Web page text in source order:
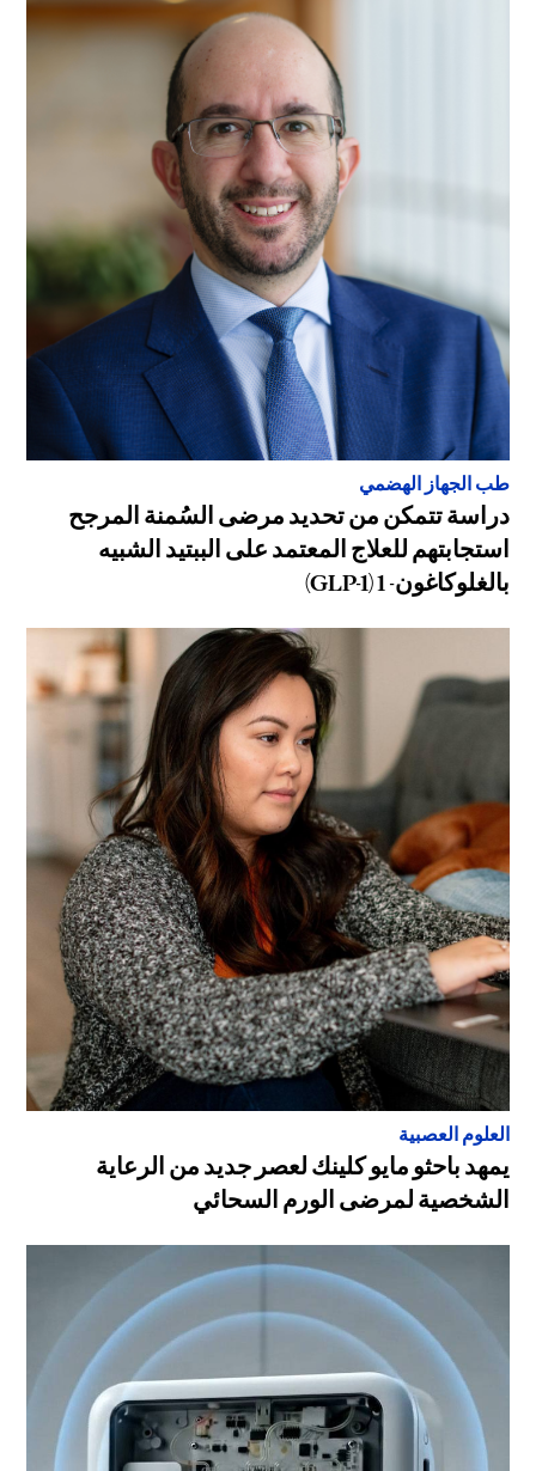
طب الجهاز الهضمي
دراسة تتمكن من تحديد مرضى السُمنة المرجح
استجابتهم للعلاج المعتمد على الببتيد الشبيه
بالغلوكاغون- 1 (GLP-1)
العلوم العصبية
يمهد باحثو مايو كلينك لعصر جديد من الرعاية
الشخصية لمرضى الورم السحائي